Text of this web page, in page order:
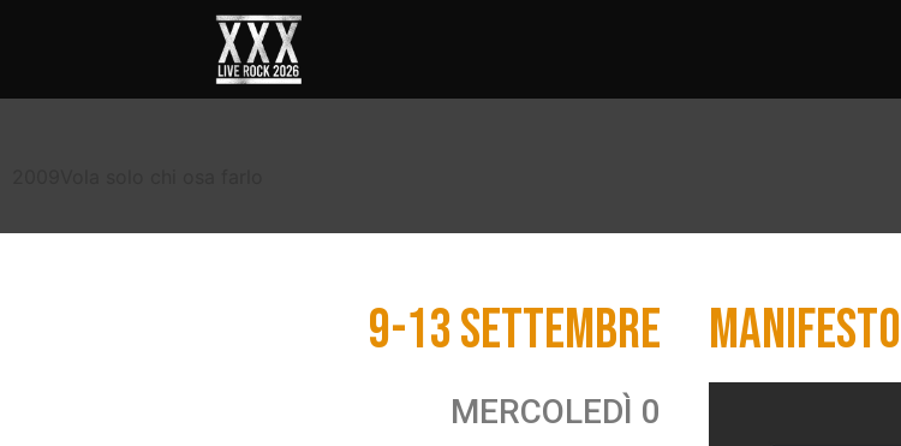
9-13 SETTEMBRE
MERCOLEDÌ 0
MANIFESTO